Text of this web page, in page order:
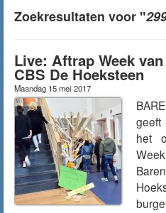
Zoekresultaten voor "
Live: Aftrap Week
CBS De Hoeksteen
Maandag 15 mei 2017
geeft
het